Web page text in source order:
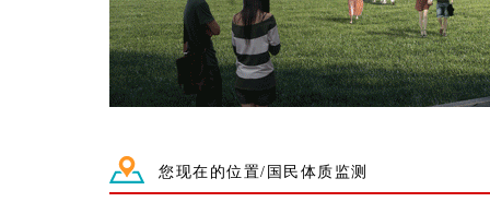
您现在的位置/国民体质监测